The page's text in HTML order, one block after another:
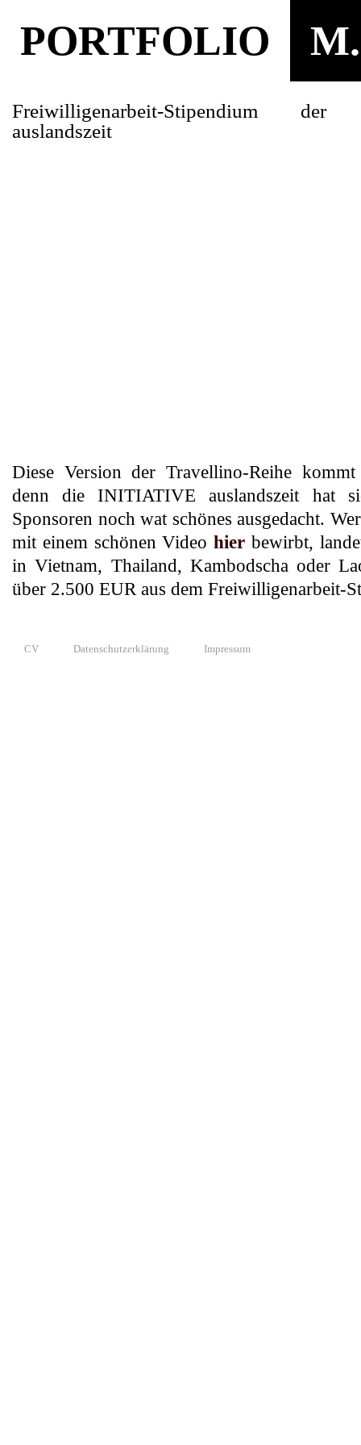
PORTFOLIO
Freiwilligenarbeit-Stipendium der
auslandszeit
Diese Version der Travellino-Reihe
denn die INITIATIVE auslandszeit hat
Sponsoren noch wat schönes ausgedacht.
mit einem schönen Videohier bewirbt,
in Vietnam, Thailand, Kambodscha oder
über 2.500 EUR aus dem Freiwilligenarbeit-
CV Datenschutzerklärung Impressum